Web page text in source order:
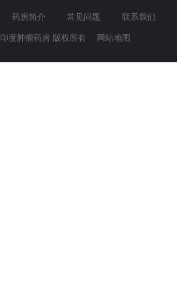
药房简介 常见问题 联系我们
印度肿瘤药房 版权所有 网站地图